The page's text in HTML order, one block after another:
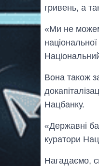
гривень, а
«Ми не
Вона також
Нацбанку.
«Державні
куратори
Нагадаємо,